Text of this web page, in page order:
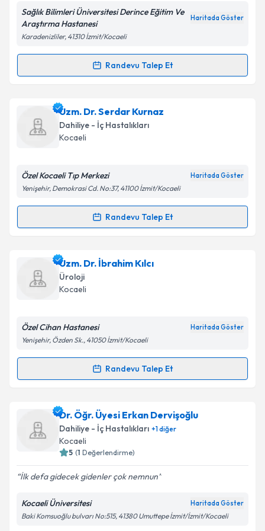
Kişisel verilerimin işlenmesine ilişkinAydınlatma
'ni okudum ve kişisel verilerimin belirtilen
kapsamda işlenmesini kabul ediyorum.
Takvim Talebini Gönder
Sağlık Bilimleri Üniversitesi Derince Eğitim Ve
Araştırma Hastanesi
Haritada Göster
Karadenizliler, 41310 İzmit/Kocaeli
Randevu Talep Et
Randevu Takvimi Talebi
Uzm. Dr. Gökçen Selma Kılıç Halhallı
takvimi talebi oluşturun. Size bu uzmandan randevu
almanız için bir takvim hazırlandığında e-posta ile
Kişisel verilerimin işlenmesine ilişkinAydınlatma
kapsamda işlenmesini kabul ediyorum.
Uzm. Dr. Serdar Kurnaz
Dahiliye - İç Hastalıkları
Kocaeli
Özel Kocaeli Tıp Merkezi Haritada Göster
Yenişehir, Demokrasi Cd. No:37, 41100 İzmit/Kocaeli
Randevu Talep Et
Randevu Takvimi Talebi
Uzm. Dr. Serdar Kurnaziçin randevu takvimi talebi
oluşturun. Size bu uzmandan randevu almanız için bir
takvim hazırlandığında e-posta ile bilgilendireceğiz.
Kişisel verilerimin işlenmesine ilişkin
Metni'ni okudum ve kişisel verilerimin belirtilen
Takvim Talebini Gönder
Uzm. Dr. İbrahim Kılcı
Üroloji
Kocaeli
Özel Cihan Hastanesi Haritada Göster
Yenişehir, Özden Sk., 41050 İzmit/Kocaeli
Randevu Talep Et
Randevu Takvimi Talebi
Uzm. Dr. İbrahim Kılcıiçin randevu takvimi talebi
oluşturun. Size bu uzmandan randevu almanız için bir
takvim hazırlandığında e-posta ile bilgilendireceğiz.
Kişisel verilerimin işlenmesine ilişkinAydınlatma
Dr. Öğr. Üyesi Erkan Dervişoğlu
Dahiliye - İç Hastalıkları +1diğer
Kocaeli
5 (1 Değerlendirme)
İlk defa gidecek gidenler çok nemnun
Kocaeli Üniversitesi Haritada Göster
Baki Komsuoğlu bulvarı No:515, 41380 Umuttepe İzmit/İzmit/Kocaeli